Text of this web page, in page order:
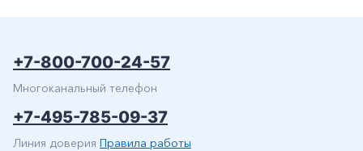
+7-800-700-24-57
Многоканальный телефон
+7-495-785-09-37
Линия доверия Правила работы